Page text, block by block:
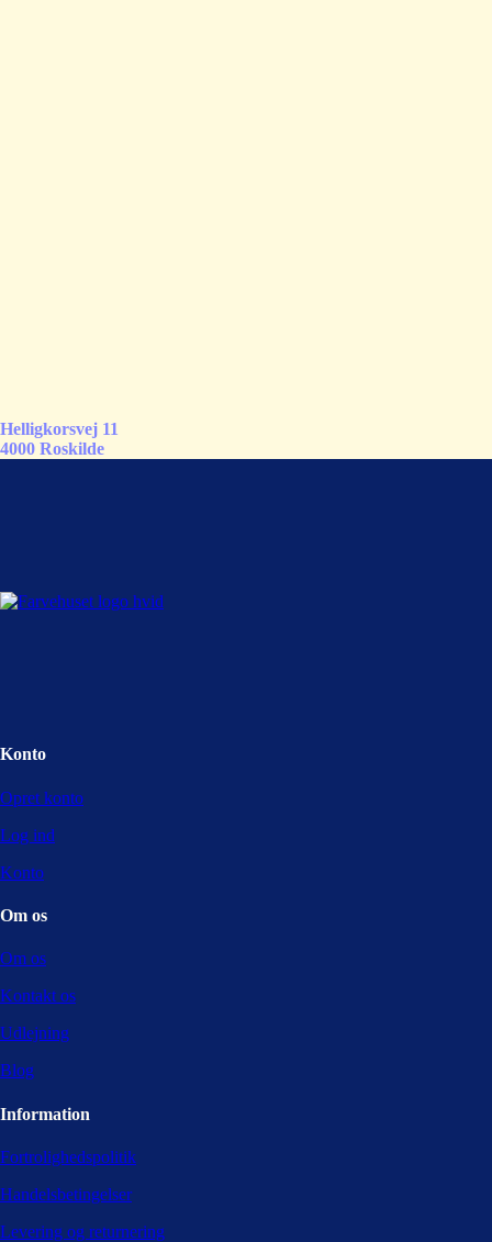
Helligkorsvej 11
4000 Roskilde
Konto
Opret konto
Log ind
Konto
Om os
Om os
Kontakt os
Udlejning
Blog
Information
Fortrolighedspolitik
Handelsbetingelser
Levering og returnering